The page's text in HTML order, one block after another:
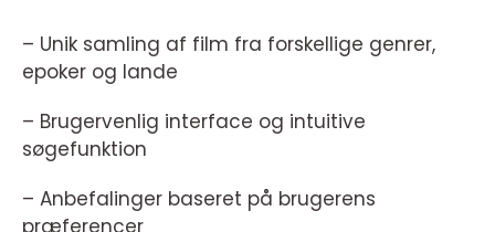
– Unik samling af film fra forskellige genrer,
epoker og lande
– Brugervenlig interface og intuitive
søgefunktion
– Anbefalinger baseret på brugerens
præferencer